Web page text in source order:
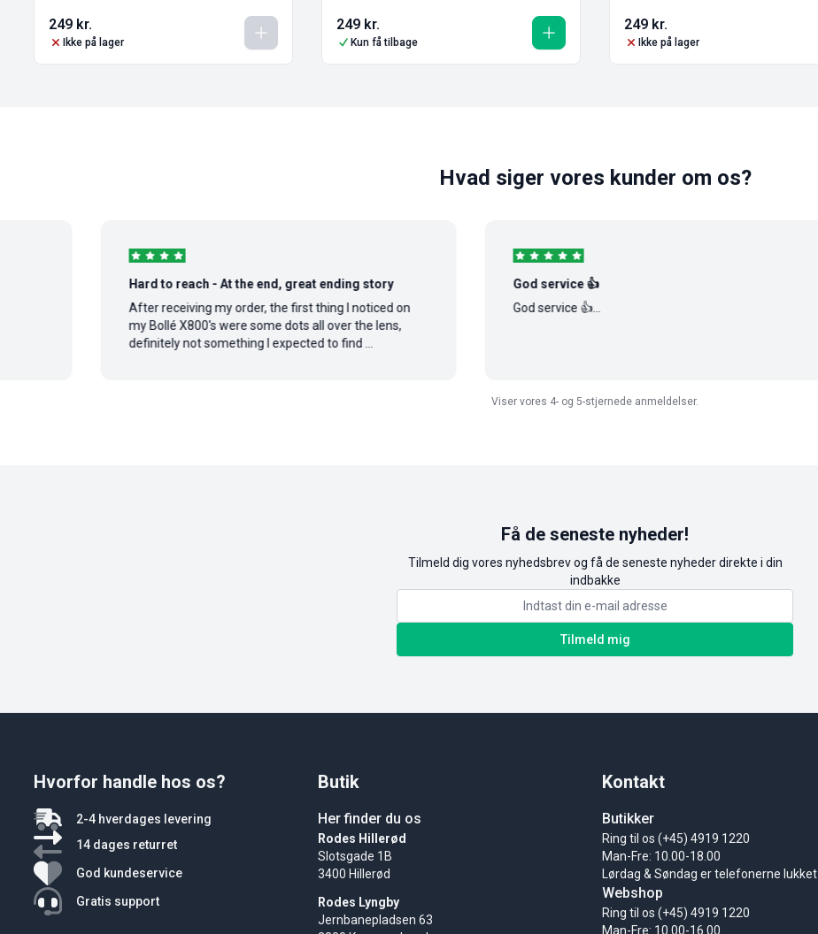
249 kr.
Ikke på lager
249 kr.
Kun få tilbage
249 kr.
Ikke på lager
Hvad siger vores kunder om os?
Hard to reach - At the end, great ending story
After receiving my order, the first thing I noticed on
my Bollé X800's were some dots all over the lens,
definitely not something I expected to find ...
God service 👍
God service 👍...
Viser vores 4- og 5-stjernede anmeldelser.
Få de seneste nyheder!
Tilmeld dig vores nyhedsbrev og få de seneste nyheder direkte i din
indbakke
Tilmeld mig
Butik
Her finder du os
Rodes Hillerød
Slotsgade 1B
3400 Hillerød
Rodes Lyngby
Jernbanepladsen 63
Kontakt
Butikker
Ring til os (+45) 4919 1220
Man-Fre: 10.00-18.00
Lørdag & Søndag er telefonerne lukket
Webshop
Ring til os (+45) 4919 1220
Man-Fre: 10.00-16.00
Hvorfor handle hos os?
2-4 hverdages levering
14 dages returret
God kundeservice
Gratis support